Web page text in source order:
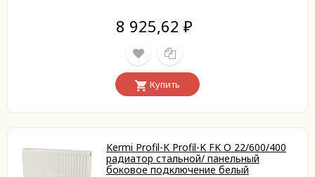
8 925,62 ₽
Купить
Kermi Profil-K Profil-K FK O 22/600/400
радиатор стальной/ панельный
боковое подключение белый